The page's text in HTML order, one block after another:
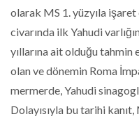
olarak MS 1. yüzyıla işaret
civarında ilk Yahudi
yıllarına ait olduğu tahmin
olan ve dönemin Roma
mermerde, Yahudi
Dolayısıyla bu tarihi kanıt,